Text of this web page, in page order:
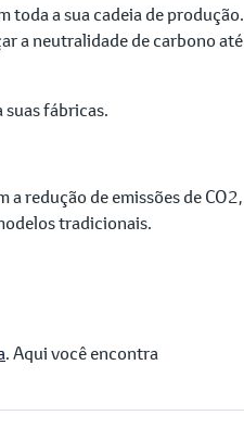
toda a sua cadeia de produção.
a neutralidade de carbono até
suas fábricas.
redução de emissões de CO2,
tradicionais.
. Aqui você encontra